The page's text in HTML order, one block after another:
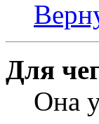
Для
Она